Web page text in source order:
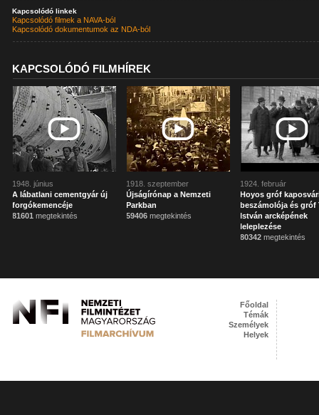
Kapcsolódó linkek
Kapcsolódó filmek a NAVA-ból
Kapcsolódó dokumentumok az NDA-ból
KAPCSOLÓDÓ FILMHÍREK
1948. június
A lábatlani cementgyár új
forgókemencéje
81601 megtekintés
1918. szeptember
Újságírónap a Nemzeti
Parkban
59406 megtekintés
1924. február
Hoyos gróf
beszámolója és gróf
István arcképének
leleplezése
80342 megtekintés
Főoldal
Témák
Személyek
Helyek